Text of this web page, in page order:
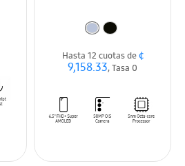
Hasta 12 cuotas de¢
9,158.33, Tasa 0